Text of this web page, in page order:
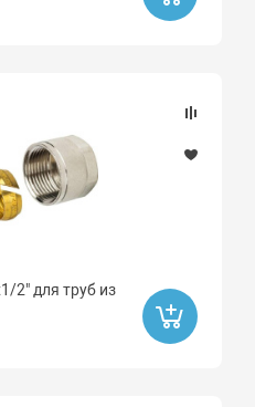
2" для труб из